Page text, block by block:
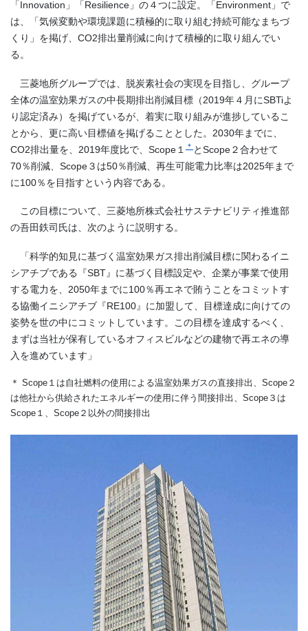
「Innovation 」「Resilience 」の４つに設定。「Environment 」で
は、「気候変動や環境課題に積極的に取り組む持続可能なまちづ
くり」を掲げ、 CO2排出量削減に向けて積極的に取り組んでい
る。
三菱地所グループでは、脱炭素社会の実現を目指し、グループ
全体の温室効果ガスの中長期排出削減目標（2019年４月にSBTiよ
り認定済み）を掲げているが、着実に取り組みが進捗しているこ
とから、更に高い目標値を掲げることとした。 2030年までに、
CO2排出量を、 2019年度比で、Scope１ ＊ とScope２合わせて
70％削減、 Scope３は50％削減、再生可能電力比率は2025年まで
に100％を目指すという内容である。
この目標について、三菱地所株式会社サステナビリティ推進部
の吾田鉄司氏は、次のように説明する。
「科学的知見に基づく温室効果ガス排出削減目標に関わるイニ
シアチブである『SBT』に基づく目標設定や、企業が事業で使用
する電力を、 2050年までに100％再エネで賄うことをコミットす
る協働イニシアチブ『RE100』に加盟して、目標達成に向けての
姿勢を世の中にコミットしています。この目標を達成するべく、
まずは当社が保有しているオフィスビルなどの建物で再エネの導
入を進めています」
＊ Scope１は自社燃料の使用による温室効果ガスの直接排出、Scope２
は他社から供給されたエネルギーの使用に伴う間接排出、Scope３は
Scope１、Scope２以外の間接排出